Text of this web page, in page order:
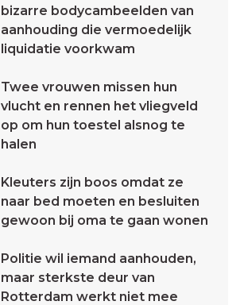
bizarre bodycambeelden van
aanhouding die vermoedelijk
liquidatie voorkwam
Twee vrouwen missen hun
vlucht en rennen het vliegveld
op om hun toestel alsnog te
halen
Kleuters zijn boos omdat ze
naar bed moeten en besluiten
gewoon bij oma te gaan wonen
Politie wil iemand aanhouden,
maar sterkste deur van
Rotterdam werkt niet mee